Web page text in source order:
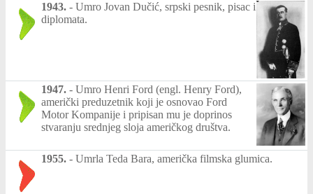
1943. - Umro Jovan Dučić, srpski pesnik, pisac i
diplomata.
1947. - Umro Henri Ford (engl. Henry Ford),
američki preduzetnik koji je osnovao Ford
Motor Kompanije i pripisan mu je doprinos
stvaranju srednjeg sloja američkog društva.
1955. - Umrla Teda Bara, američka filmska glumica.